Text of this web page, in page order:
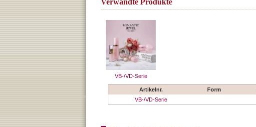
Verwandte Produkte
VB-/VD-Serie
Artikelnr. Form
VB-/VD-Serie